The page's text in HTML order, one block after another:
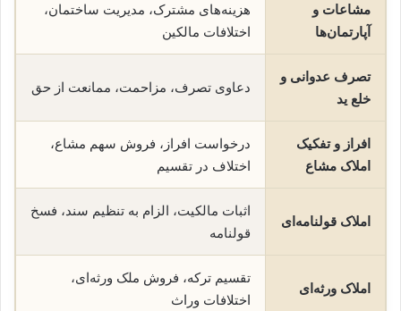
مشاعات و
آپارتمان‌ها
هزینه‌های مشترک، مدیریت ساختمان،
اختلافات مالکین
تصرف عدوانی و
خلع ید
دعاوی تصرف، مزاحمت، ممانعت از حق
افراز و تفکیک
املاک مشاع
درخواست افراز، فروش سهم مشاع،
اختلاف در تقسیم
املاک قولنامه‌ای
اثبات مالکیت، الزام به تنظیم سند، فسخ
قولنامه
املاک ورثه‌ای
تقسیم ترکه، فروش ملک ورثه‌ای،
اختلافات وراث